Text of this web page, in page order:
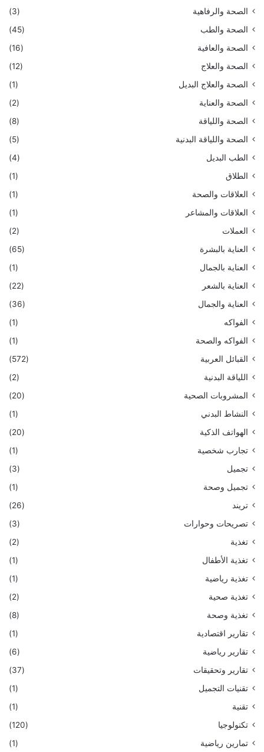
الصحة والرفاهية
(3)
الصحة والطب
(45)
الصحة والعافية
(16)
الصحة والعلاج
(12)
الصحة والعلاج البديل
(1)
الصحة والعناية
(2)
الصحة واللياقة
(8)
الصحة واللياقة البدنية
(5)
الطب البديل
(4)
الطلاق
(1)
العلاقات والصحة
(1)
العلاقات والمشاعر
(1)
العملات
(2)
العناية بالبشرة
(65)
العناية بالجمال
(1)
العناية بالشعر
(22)
العناية والجمال
(36)
الفواكه
(1)
الفواكه والصحة
(1)
القبائل العربية
(572)
اللياقة البدنية
(2)
المشروبات الصحية
(20)
النشاط البدني
(1)
الهواتف الذكية
(20)
تجارب شخصية
(1)
تجميل
(3)
تجميل وصحة
(1)
تريند
(26)
تصريحات وحوارات
(3)
تغذية
(2)
تغذية الأطفال
(1)
تغذية رياضية
(1)
تغذية صحية
(2)
تغذية وصحة
(8)
تقارير اقتصادية
(1)
تقارير رياضية
(6)
تقارير وتحقيقات
(37)
تقنيات التجميل
(1)
تقنية
(1)
تكنولوجيا
(120)
تمارين رياضية
(1)